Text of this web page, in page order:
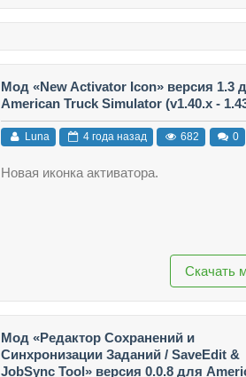
Мод «New Activator Icon» версия 1.3
American Truck Simulator (v1.40.x -
Luna 4 года назад 682 0
Новая иконка активатора.
Скачать
Мод «Редактор Сохранений и
Синхронизации Заданий / SaveEdit &
JobSync Tool» версия 0.0.8 для